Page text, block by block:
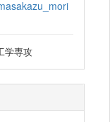
学専攻